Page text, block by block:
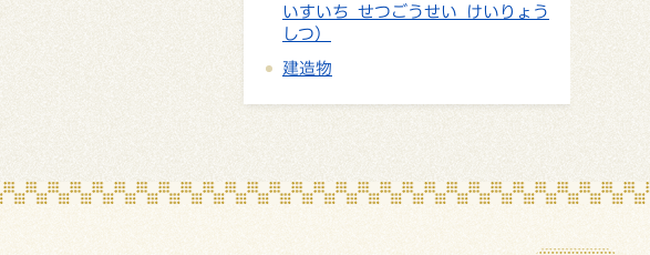
いすいち せつごうせい けいりょう
しつ）
建造物